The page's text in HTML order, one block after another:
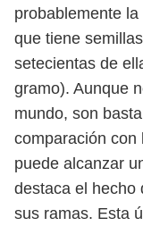
probablemente
que tiene
setecientas de
gramo). Aunque
mundo, son
comparación con
puede alcanzar
destaca el hecho
sus ramas. Esta